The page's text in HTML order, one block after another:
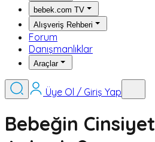
bebek.com TV
Alışveriş Rehberi
Forum
Danışmanlıklar
Araçlar
Üye Ol / Giriş Yap
Bebeğin